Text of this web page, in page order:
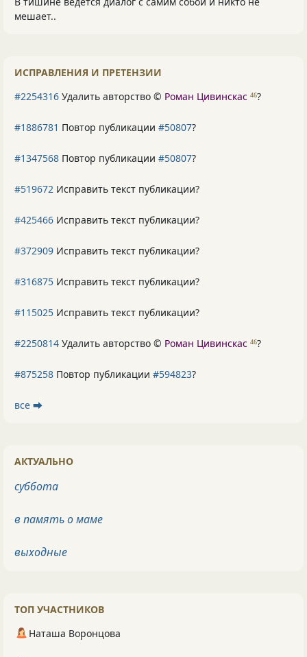
мешает..
ИСПРАВЛЕНИЯ И ПРЕТЕНЗИИ
#2254316 Удалить авторство © Роман Цивинскас 46?
#1886781 Повтор публикации #50807?
#1347568 Повтор публикации #50807?
#519672 Исправить текст публикации?
#425466 Исправить текст публикации?
#372909 Исправить текст публикации?
#316875 Исправить текст публикации?
#115025 Исправить текст публикации?
#2250814 Удалить авторство © Роман Цивинскас 46?
#875258 Повтор публикации #594823?
все ⮕
АКТУАЛЬНО
суббота
в память о маме
выходные
ТОП УЧАСТНИКОВ
Наташа Воронцова